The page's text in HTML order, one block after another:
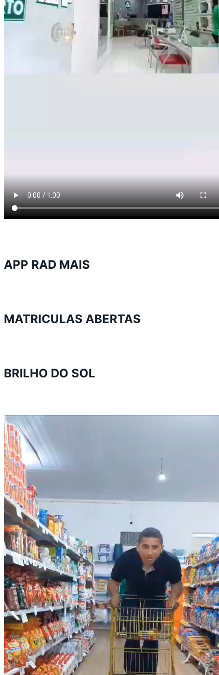
APP RAD MAIS
MATRICULAS ABERTAS
BRILHO DO SOL